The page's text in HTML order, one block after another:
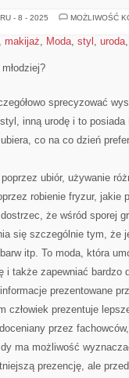
- 8 - 2025
MOŻLIWOŚĆ
, makijaż, Moda, styl , uroda
sprecyzować
inną urodę i to posiada
co na co dzień
ubiór, używanie
robienie fryzur, jakie
że wśród sporej
się szczególnie tym, że
itp. To moda, która
i także zapewniać bardzo
prezentowane
człowiek prezentuje
przez
ma możliwość
prezencję, ale